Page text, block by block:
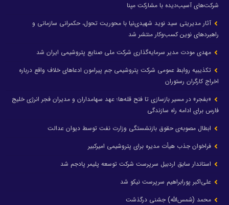
شرکت‌های آسیب‌دیده با مشارکت مپنا
آثار مدیریتی سید نوید شهیدی‌نیا با محوریت تحول، حکمرانی سازمانی و
راهبردهای نوین کسب‌وکار منتشر شد
مهدی مودت مدیر سرمایه‌گذاری شرکت ملی صنایع پتروشیمی ایران شد
تکذیبیه روابط عمومی شرکت پتروشیمی جم پیرامون ادعاهای خلاف واقع درباره
اخراج کارگران رستوران
«بفجر» در مسیر بازسازی تا فتح قله‌ها؛ عهد سهامداران و مدیران فجر انرژی خلیج
فارس برای ادامه راه سازندگی
ابطال مصوبه‌ی حقوق بازنشستگی وزارت نفت توسط دیوان عدالت
فراخوان جذب هیأت مدیره برای پتروشیمی امیرکبیر
استاندار سابق اردبیل سرپرست شرکت توسعه پلیمر پادجم شد
علی‌اکبر پورابراهیم سرپرست نیکو شد
محمد (شمس‌الله) جشنی درگذشت